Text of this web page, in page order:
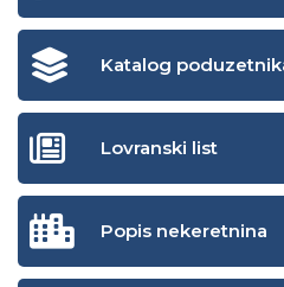
Katalog
Lovranski list
Popis nekeretnina